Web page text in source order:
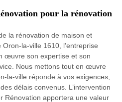
pour la rénovation
la rénovation de maison et
la-ville 1610, l’entreprise
œuvre son expertise et son
Nous mettons tout en œuvre
la-ville réponde à vos exigences,
délais convenus. L’intervention
Rénovation apportera une valeur